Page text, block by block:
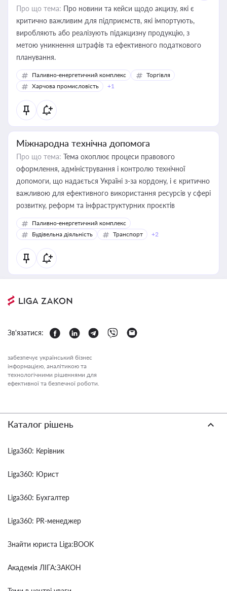
Про що тема: Про новини та кейси щодо акцизу, які є
критично важливим для підприємств, які імпортують,
виробляють або реалізують підакцизну продукцію, з
метою уникнення штрафів та ефективного податкового
планування.
Паливно-енергетичний комплекс
Торгівля
Харчова промисловість
+1
Міжнародна технічна допомога
Про що тема: Тема охоплює процеси правового
оформлення, адміністрування і контролю технічної
допомоги, що надається Україні з-за кордону, і є критично
важливою для ефективного використання ресурсів у сфері
розвитку, реформ та інфраструктурних проєктів
Паливно-енергетичний комплекс
Будівельна діяльність
Транспорт +2
Зв'язатися:
забезпечує український бізнес
інформацією, аналітикою та
технологічними рішеннями для
ефективної та безпечної роботи.
Каталог рішень
Liga360: Керівник
Liga360: Юрист
Liga360: Бухгалтер
Liga360: PR-менеджер
Знайти юриста Liga:BOOK
Академія ЛІГА:ЗАКОН